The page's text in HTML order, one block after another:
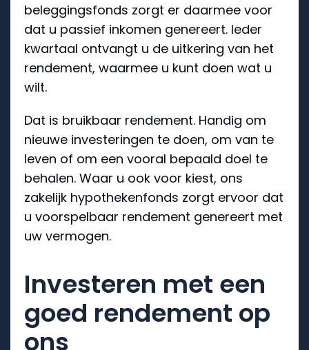
beleggingsfonds zorgt er daarmee voor
dat u passief inkomen genereert. Ieder
kwartaal ontvangt u de uitkering van het
rendement, waarmee u kunt doen wat u
wilt.
Dat is bruikbaar rendement. Handig om
nieuwe investeringen te doen, om van te
leven of om een vooral bepaald doel te
behalen. Waar u ook voor kiest, ons
zakelijk hypothekenfonds zorgt ervoor dat
u voorspelbaar rendement genereert met
uw vermogen.
Investeren met een
goed rendement op
ons